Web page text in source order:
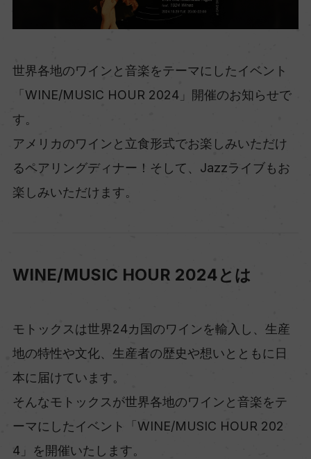
世界各地のワインと音楽をテーマにしたイベント
「WINE/MUSIC HOUR 2024」開催のお知らせで
す。
アメリカのワインと立食形式でお楽しみいただけ
るペアリングディナー！そして、Jazzライブもお
楽しみいただけます。
WINE/MUSIC HOUR 2024とは
モトックスは世界24カ国のワインを輸入し、生産
地の特性や文化、生産者の歴史や想いとともに日
本に届けています。
そんなモトックスが世界各地のワインと音楽をテ
ーマにしたイベント「WINE/MUSIC HOUR 202
4」を開催いたします。